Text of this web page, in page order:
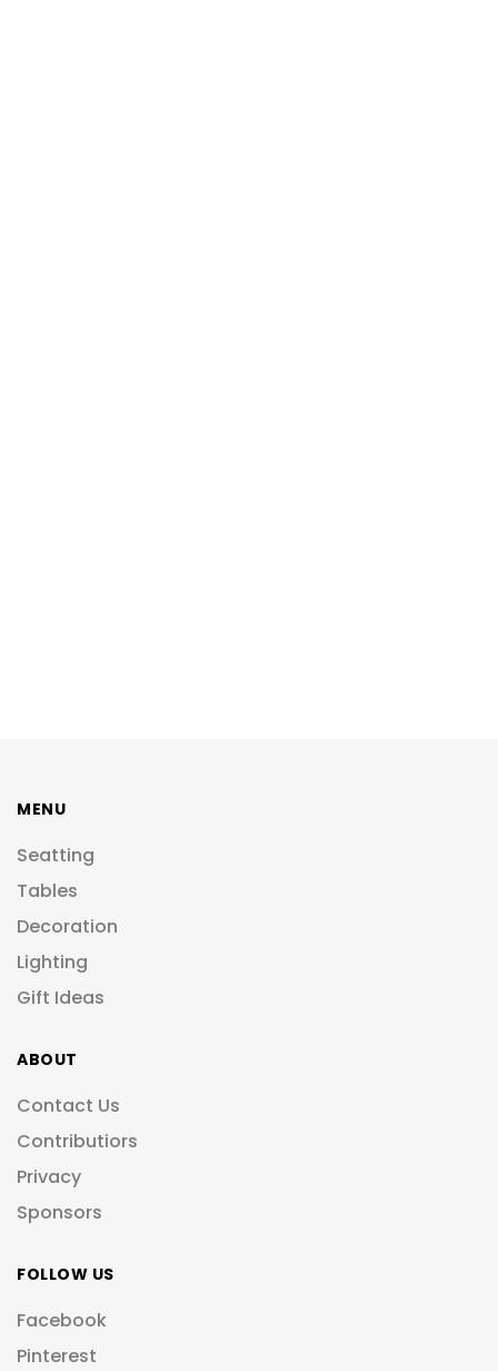
MENU
Seatting
Tables
Decoration
Lighting
Gift Ideas
ABOUT
Contact Us
Contributiors
Privacy
Sponsors
FOLLOW US
Facebook
Pinterest